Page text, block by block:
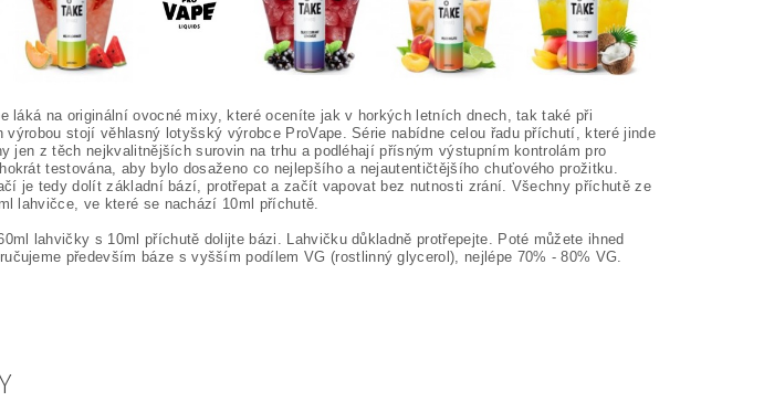
láká na originální ovocné mixy, které oceníte jak v horkých letních dnech, tak také při
stojí věhlasný lotyšský výrobce ProVape. Série nabídne celou řadu příchutí, které jinde
jen z těch nejkvalitnějších surovin na trhu a podléhají přísným výstupním kontrolám pro
testována, aby bylo dosaženo co nejlepšího a nejautentičtějšího chuťového prožitku.
je tedy dolít základní bází, protřepat a začít vapovat bez nutnosti zrání. Všechny příchutě ze
lahvičce, ve které se nachází 10ml příchutě.
lahvičky s 10ml příchutě dolijte bázi. Lahvičku důkladně protřepejte. Poté můžete ihned
především báze s vyšším podílem VG (rostlinný glycerol), nejlépe 70% - 80% VG.